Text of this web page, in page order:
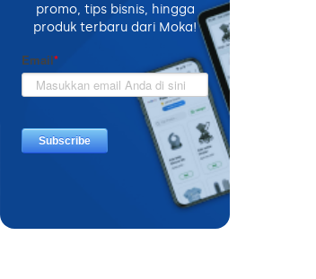
promo, tips bisnis, hingga
produk terbaru dari Moka!